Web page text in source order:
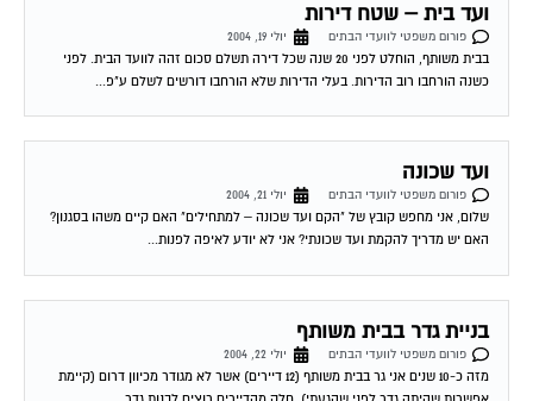
ועד בית – שטח דירות
פורום משפטי לוועדי הבתים
יולי 19, 2004
בבית משותף, הוחלט לפני 20 שנה שכל דירה תשלם סכום זהה לוועד הבית. לפני
כשנה הורחבו רוב הדירות. בעלי הדירות שלא הורחבו דורשים לשלם ע"פ...
ועד שכונה
פורום משפטי לוועדי הבתים
יולי 21, 2004
שלום, אני מחפש קובץ של "הקם ועד שכונה – למתחילים" האם קיים משהו בסגנון?
האם יש מדריך להקמת ועד שכונתי? אני לא יודע לאיפה לפנות...
בניית גדר בבית משותף
פורום משפטי לוועדי הבתים
יולי 22, 2004
מזה כ-10 שנים אני גר בבית משותף (12 דיירים) אשר לא מגודר מכיוון דרום (קיימת